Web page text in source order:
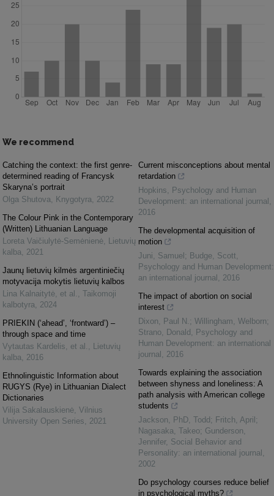
We recommend
Catching the context: the first genre-
determined reading of Francysk
Skaryna’s portrait
Olga Shutova, Knygotyra, 2022
The Colour Pink in the Contemporary
(Written) Lithuanian Language
Loreta Vaičiulytė-Semėnienė, Lietuvių
kalba, 2021
Jaunų lietuvių kilmės argentiniečių
motyvacija mokytis lietuvių kalbos
Lina Kalnaitytė, et al. , Taikomoji
kalbotyra, 2024
PRIEKIN (‘ahead’, ‘frontward’) –
through space and time
Vytautas Kardelis, et al. , Lietuvių
kalba, 2016
Ethnolinguistic Information about
RUGYS (Rye) in Lithuanian Dialect
Dictionaries
Vilija Sakalauskienė, Vilnius
University Open Series, 2021
Current misconceptions about mental
retardation
Hopkins, Psychology and Human
Development: an international journal ,
2016
The developmental acquisition of
motion
Juni, Samuel; Budge, Scott,
Psychology and Human Development:
an international journal , 2016
The impact of abortion on social
interest
Dixon, Paul N.; Willingham, Welborn;
Strano, Donald , Psychology and
Human Development: an international
journal , 2016
Towards explaining the association
between shyness and loneliness: A
path analysis with American college
students
Jackson, PhD, Todd; Fritch, April;
Nagasaka, Takeo; Gunderson,
Jennifer, Social Behavior and
Personality: an international journal ,
2002
Do psychology courses reduce belief
in psychological myths?